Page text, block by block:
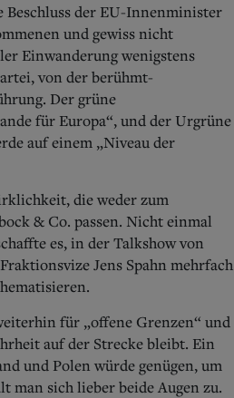
Beschluss der EU-Innenminister
und gewiss nicht
Einwanderung wenigstens
von der berühmt-
Der grüne
für Europa“, und der Urgrüne
auf einem „Niveau der
die weder zum
& Co. passen. Nicht einmal
es, in der Talkshow von
Jens Spahn mehrfach
für „offene Grenzen“ und
auf der Strecke bleibt. Ein
und Polen würde genügen, um
man sich lieber beide Augen zu.